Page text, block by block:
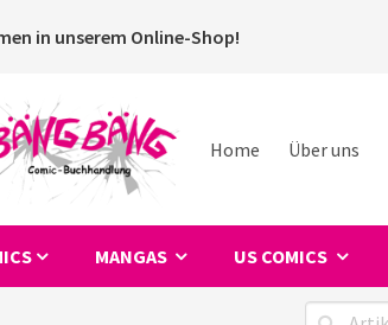
in unserem Online-Shop!
Home Über uns
MANGAS US COMICS